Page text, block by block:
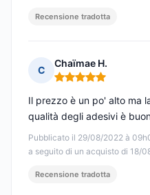
Recensione tradotta
C
Chaïmae H.
Nota: 5 su 5
Pubblicato il 29/08/2022 à
a seguito di un acquisto di 18/
Il prezzo è un po' alto ma
qualità degli adesivi è
Recensione tradotta